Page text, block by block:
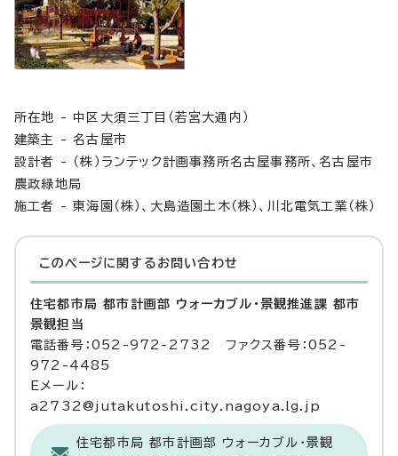
所在地 - 中区大須三丁目（若宮大通内）
建築主 - 名古屋市
設計者 - （株）ランテック計画事務所名古屋事務所、名古屋市
農政緑地局
施工者 - 東海園（株）、大島造園土木（株）、川北電気工業（株）
このページに関する お問い合わせ
住宅都市局 都市計画部 ウォーカブル・景観推進課 都市
景観担当
電話番号：052-972-2732 ファクス番号：052-
972-4485
Eメール：
a2732@jutakutoshi.city.nagoya.lg.jp
住宅都市局 都市計画部 ウォーカブル・景観